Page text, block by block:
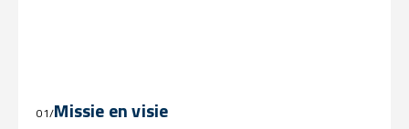
01/Missie en visie